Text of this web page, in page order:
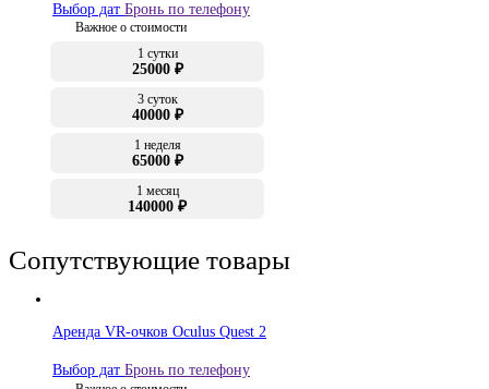
Выбор дат Бронь по телефону
Важное о стоимости
1 сутки
25000 ₽
3 суток
40000 ₽
1 неделя
65000 ₽
1 месяц
140000 ₽
Сопутствующие товары
Аренда VR-очков Oculus Quest 2
Выбор дат Бронь по телефону